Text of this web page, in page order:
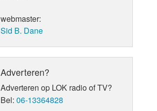
webmaster:
Sid B. Dane
Adverteren?
Adverteren op LOK radio of TV?
Bel:06-13364828